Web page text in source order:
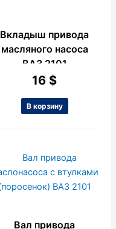
Вкладыш привода
масляного насоса
ВАЗ 2101
16 $
В корзину
Вал привода